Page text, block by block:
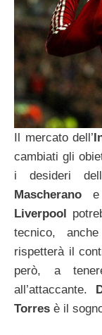
Il mercato dell’
cambiati gli
i desideri
Mascherano
Liverpool
tecnico,
rispetterà il
però, a
all’attaccante.
Torres è il